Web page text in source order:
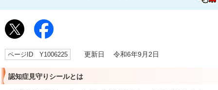
ページID Y1006225 更新日 令和6年9月2日
認知症見守りシールとは